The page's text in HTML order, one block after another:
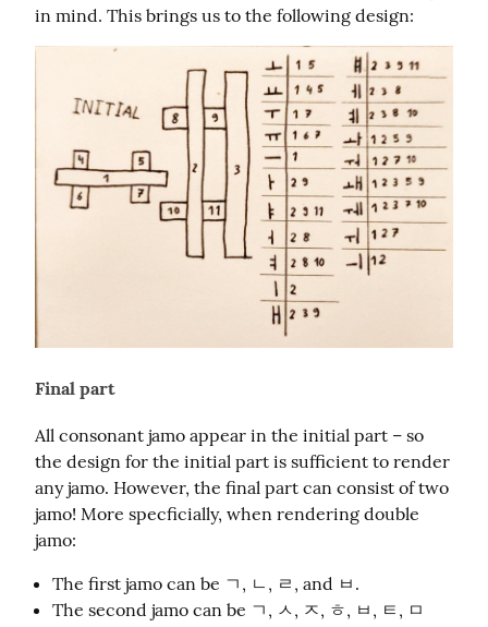
in mind. This brings us to the following design:
Final part
All consonant jamo appear in the initial part – so
the design for the initial part is sufficient to render
any jamo. However, the final part can consist of two
jamo! More specficially, when rendering double
jamo:
The first jamo can be ㄱ, ㄴ, ㄹ, and ㅂ.
The second jamo can be ㄱ, ㅅ, ㅈ, ㅎ, ㅂ, ㅌ, ㅁ